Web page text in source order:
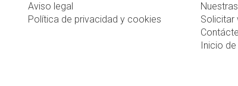
Aviso legal
Política de privacidad y cookies
Solicitar
Inicio